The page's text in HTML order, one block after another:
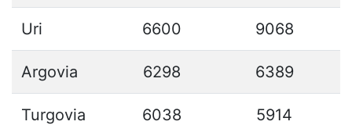
Uri 6600 9068
Argovia 6298 6389
Turgovia 6038 5914